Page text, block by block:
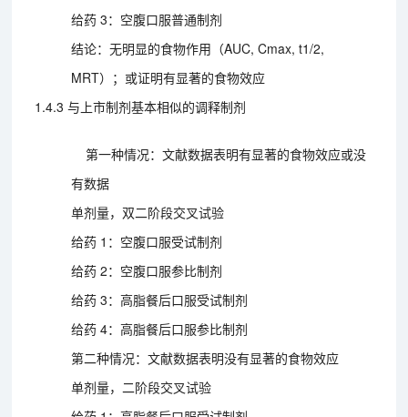
给药 3：空腹口服普通制剂
结论：无明显的食物作用（AUC, Cmax, t1/2,
MRT）；或证明有显著的食物效应
1.4.3 与上市制剂基本相似的调释制剂
第一种情况：文献数据表明有显著的食物效应或没
有数据
单剂量，双二阶段交叉试验
给药 1：空腹口服受试制剂
给药 2：空腹口服参比制剂
给药 3：高脂餐后口服受试制剂
给药 4：高脂餐后口服参比制剂
第二种情况：文献数据表明没有显著的食物效应
单剂量，二阶段交叉试验